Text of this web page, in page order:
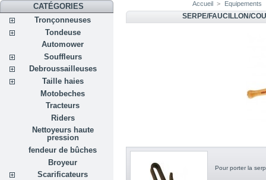
CATÉGORIES
Tronçonneuses
Tondeuse
Automower
Souffleurs
Debroussailleuses
Taille haies
Motobeches
Tracteurs
Riders
Nettoyeurs haute
pression
fendeur de bûches
Broyeur
Scarificateurs
Accueil > Equipements
SERPE/FAUCILLON/
Pour porter la